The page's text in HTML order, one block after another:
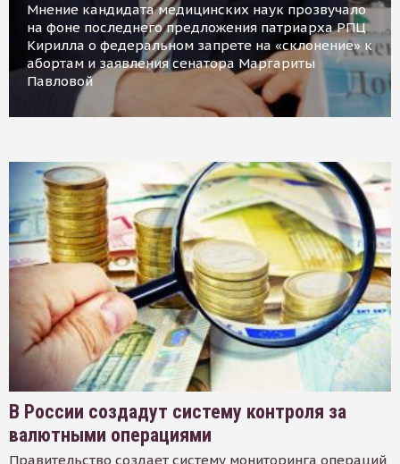
Мнение кандидата медицинских наук прозвучало
на фоне последнего предложения патриарха РПЦ
Кирилла о федеральном запрете на «склонение» к
абортам и заявления сенатора Маргариты
Павловой
В России создадут систему контроля за
валютными операциями
Правительство создает систему мониторинга операций